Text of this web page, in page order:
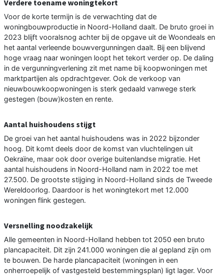
Verdere toename woningtekort
Voor de korte termijn is de verwachting dat de
woningbouwproductie in Noord-Holland daalt. De bruto groei in
2023 blijft vooralsnog achter bij de opgave uit de Woondeals en
het aantal verleende bouwvergunningen daalt. Bij een blijvend
hoge vraag naar woningen loopt het tekort verder op. De daling
in de vergunningverlening zit met name bij koopwoningen met
marktpartijen als opdrachtgever. Ook de verkoop van
nieuwbouwkoopwoningen is sterk gedaald vanwege sterk
gestegen (bouw)kosten en rente.
Aantal huishoudens stijgt
De groei van het aantal huishoudens was in 2022 bijzonder
hoog. Dit komt deels door de komst van vluchtelingen uit
Oekraïne, maar ook door overige buitenlandse migratie. Het
aantal huishoudens in Noord-Holland nam in 2022 toe met
27.500. De grootste stijging in Noord-Holland sinds de Tweede
Wereldoorlog. Daardoor is het woningtekort met 12.000
woningen flink gestegen.
Versnelling noodzakelijk
Alle gemeenten in Noord-Holland hebben tot 2050 een bruto
plancapaciteit. Dit zijn 241.000 woningen die al gepland zijn om
te bouwen. De harde plancapaciteit (woningen in een
onherroepelijk of vastgesteld bestemmingsplan) ligt lager. Voor